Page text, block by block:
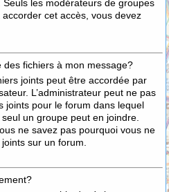
les modérateurs de groupes
cet accès, vous devez
fichiers à mon message?
joints peut être accordée par
L’administrateur peut ne pas
joints pour le forum dans lequel
un groupe peut en joindre.
ne savez pas pourquoi vous ne
sur un forum.